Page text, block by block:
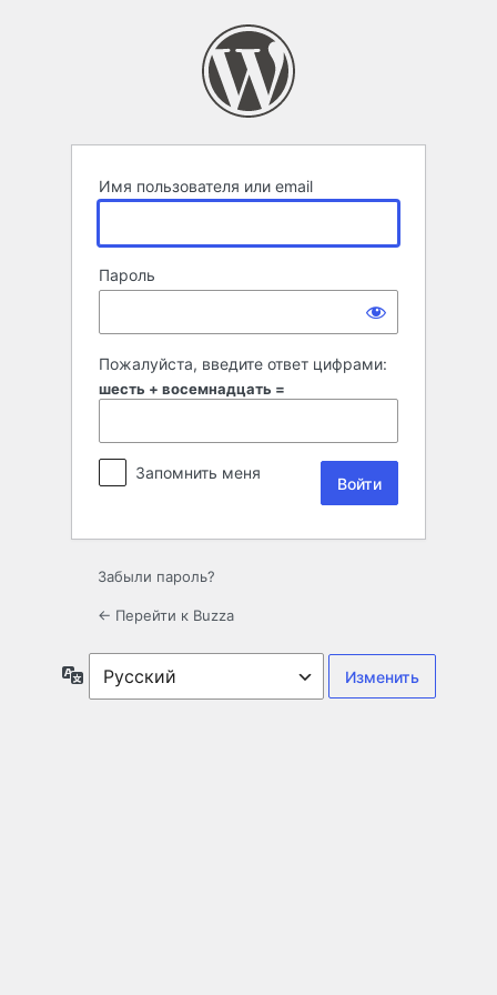
Имя пользователя или email
Пароль
Пожалуйста, введите ответ цифрами:
шесть + восемнадцать =
Запомнить меня
Забыли пароль?
← Перейти к Buzza
Язык